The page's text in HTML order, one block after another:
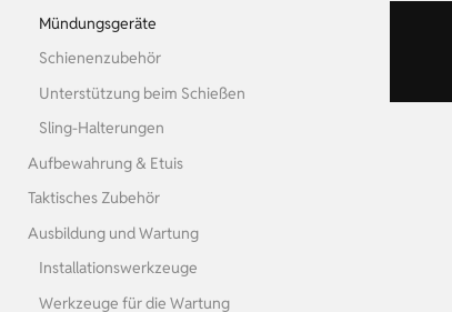
Mündungsgeräte
Schienenzubehör
Unterstützung beim Schießen
Sling-Halterungen
Aufbewahrung & Etuis
Taktisches Zubehör
Ausbildung und Wartung
Installationswerkzeuge
Werkzeuge für die Wartung